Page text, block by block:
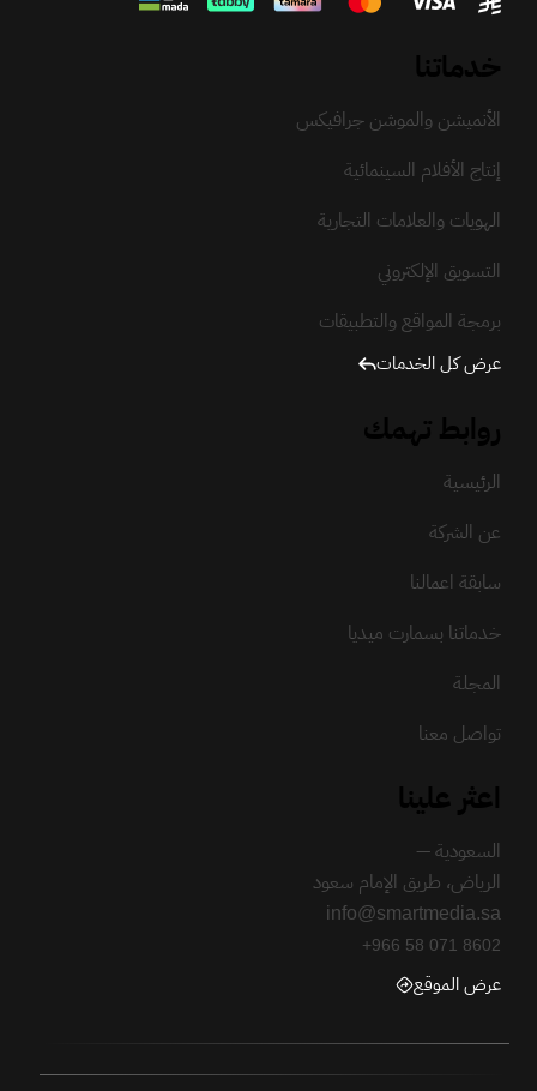
الأنميشن والموشن جرافيكس
إنتاج الأفلام السينمائية
الهويات والعلامات التجارية
التسويق الإلكتروني
برمجة المواقع والتطبيقات
عرض كل الخدمات
الرئيسية
عن الشركة
سابقة اعمالنا
خدماتنا بسمارت ميديا
المجلة
تواصل معنا
السعودية —
الرياض، طريق الإمام سعود
info@smartmedia.sa
+966 58 071 8602
عرض الموقع